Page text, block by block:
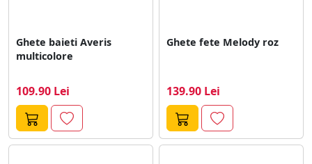
Ghete baieti Averis
multicolore
109.90 Lei
Ghete fete Melody roz
139.90 Lei